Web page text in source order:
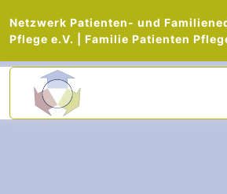
Netzwerk Patienten- und
Pflege e.V. | Familie Patienten